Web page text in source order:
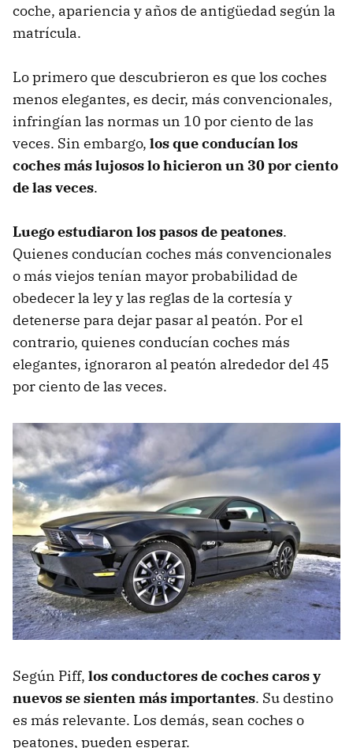
coche, apariencia y años de antigüedad según la
matrícula.
Lo primero que descubrieron es que los coches
menos elegantes, es decir, más convencionales,
infringían las normas un 10 por ciento de las
veces. Sin embargo, los que conducían los
coches más lujosos lo hicieron un 30 por ciento
de las veces.
Luego estudiaron los pasos de peatones.
Quienes conducían coches más convencionales
o más viejos tenían mayor probabilidad de
obedecer la ley y las reglas de la cortesía y
detenerse para dejar pasar al peatón. Por el
contrario, quienes conducían coches más
elegantes, ignoraron al peatón alrededor del 45
por ciento de las veces.
Según Piff, los conductores de coches caros y
nuevos se sienten más importantes. Su destino
es más relevante. Los demás, sean coches o
peatones, pueden esperar.